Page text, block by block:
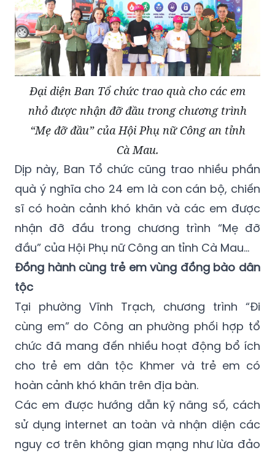
Đại diện Ban Tổ chức trao quà cho các em
nhỏ được nhận đỡ đầu trong chương trình
“Mẹ đỡ đầu” của Hội Phụ nữ Công an tỉnh
Cà Mau.
Dịp này, Ban Tổ chức cũng trao nhiều phần
quà ý nghĩa cho 24 em là con cán bộ, chiến
sĩ có hoàn cảnh khó khăn và các em được
nhận đỡ đầu trong chương trình “Mẹ đỡ
đầu” của Hội Phụ nữ Công an tỉnh Cà Mau...
Đồng hành cùng trẻ em vùng đồng bào dân
tộc
Tại phường Vĩnh Trạch, chương trình “Đi
cùng em” do Công an phường phối hợp tổ
chức đã mang đến nhiều hoạt động bổ ích
cho trẻ em dân tộc Khmer và trẻ em có
hoàn cảnh khó khăn trên địa bàn.
Các em được hướng dẫn kỹ năng số, cách
sử dụng internet an toàn và nhận diện các
nguy cơ trên không gian mạng như lừa đảo